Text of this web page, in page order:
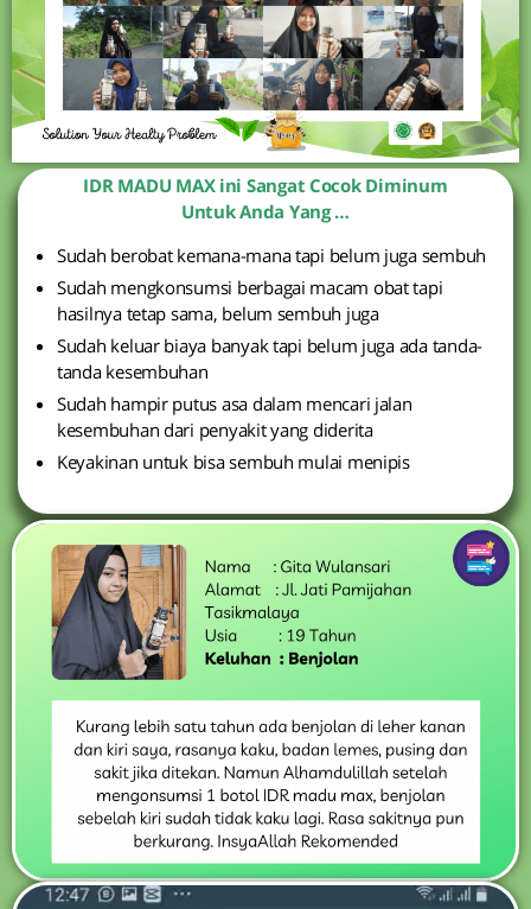
IDR MADU MAX ini Sangat Cocok Diminum
Untuk Anda Yang …
Sudah berobat kemana-mana tapi belum juga sembuh
Sudah mengkonsumsi berbagai macam obat tapi
hasilnya tetap sama, belum sembuh juga
Sudah keluar biaya banyak tapi belum juga ada tanda-
tanda kesembuhan
Sudah hampir putus asa dalam mencari jalan
kesembuhan dari penyakit yang diderita
Keyakinan untuk bisa sembuh mulai menipis